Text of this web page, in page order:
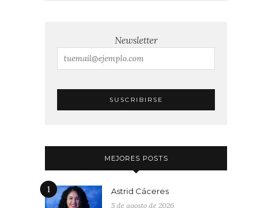
Newsletter
MEJORES POSTS
1 Astrid Cáceres
5 de agosto de 2026